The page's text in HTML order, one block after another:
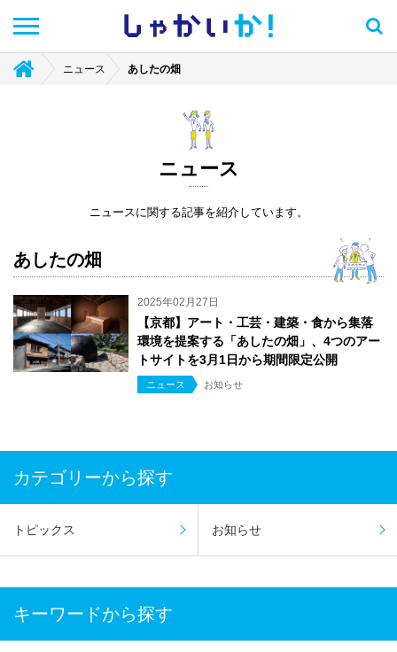
しゃかい か！
ニュース あしたの畑
ニュース
ニュースに関する記事を紹介しています。
あしたの畑
2025年02月27日
【京都】アート・工芸・建築・食から集落
環境を提案する「あしたの畑」、4つのアー
トサイトを3月1日から期間限定公開
ニュース お知らせ
カテゴリーから探す
トピックス お知らせ
キーワードから探す